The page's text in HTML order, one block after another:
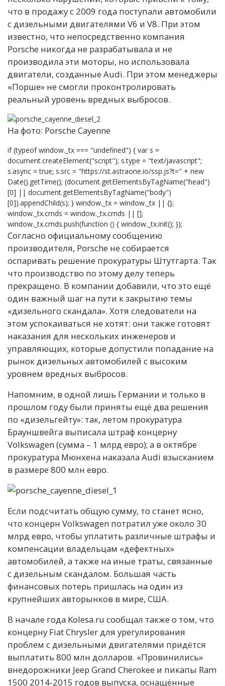
что в продажу с 2009 года поступали автомобили
с дизельными двигателями V6 и V8. При этом
известно, что непосредственно компания
Porsche никогда не разрабатывала и не
производила эти моторы, но использовала
двигатели, созданные Audi. При этом менеджеры
«Порше» не смогли проконтролировать
реальный уровень вредных выбросов.
На фото: Porsche Cayenne
if (typeof window._tx === "undefined") { var s =
document.createElement("script"); s.type = "text/javascript";
s.async = true; s.src = "https://st.astraone.io/ssp.js?t=" + new
Date().getTime(); (document.getElementsByTagName("head")
[0] || document.getElementsByTagName("body")
[0]).appendChild(s); } window._tx = window._tx || {};
window._tx.cmds = window._tx.cmds || [];
window._tx.cmds.push(function () { window._tx.init(); });
Согласно официальному сообщению
производителя, Porsche не собирается
оспаривать решение прокуратуры Штутгарта. Так
что производство по этому делу теперь
прекращено. В компании добавили, что это ещё
один важный шаг на пути к закрытию темы
«дизельного скандала». Хотя следователи на
этом успокаиваться не хотят: они также готовят
наказания для нескольких инженеров и
управляющих, которые допустили попадание на
рынок дизельных автомобилей с высоким
уровнем вредных выбросов.
Напомним, в одной лишь Германии и только в
прошлом году были приняты ещё два решения
по «дизельгейту»: так, летом прокуратура
Брауншвейга выписала штраф концерну
Volkswagen (сумма – 1 млрд евро); а в октябре
прокуратура Мюнхена наказала Audi взысканием
в размере 800 млн евро.
Если подсчитать общую сумму, то станет ясно,
что концерн Volkswagen потратил уже около 30
млрд евро, чтобы уплатить различные штрафы и
компенсации владельцам «дефектных»
автомобилей, а также на иные траты, связанные
с дизельным скандалом. Большая часть
финансовых потерь пришлась на один из
крупнейших авторынков в мире, США.
В начале года Kolesa.ru сообщал также о том, что
концерну Fiat Chrysler для урегулирования
проблем с дизельными двигателями придётся
выплатить 800 млн долларов. «Провинились»
внедорожники Jeep Grand Cherokee и пикапы Ram
1500 2014-2015 годов выпуска, оснащённые